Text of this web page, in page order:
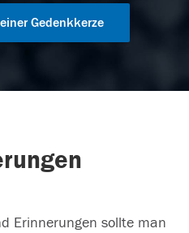
Gedenkkerze
Erinnerungen sollte man